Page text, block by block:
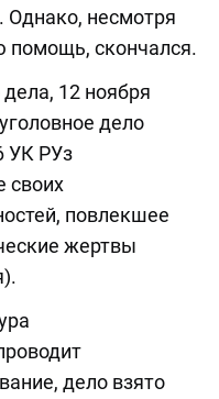
Однако, несмотря
помощь, скончался.
12 ноября
дело
УК РУз
своих
повлекшее
жертвы
дело взято